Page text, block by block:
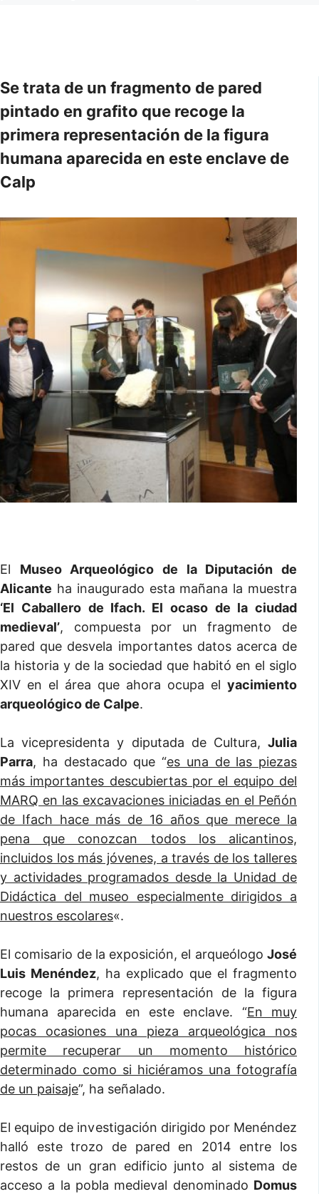
Se trata de un fragmento de pared
pintado en grafito que recoge la
primera representación de la figura
humana aparecida en este enclave de
Calp
El Museo Arqueológico de la Diputación de
Alicante ha inaugurado esta mañana la muestra
‘El Caballero de Ifach. El ocaso de la ciudad
medieval’, compuesta por un fragmento de
pared que desvela importantes datos acerca de
la historia y de la sociedad que habitó en el siglo
XIV en el área que ahora ocupa el yacimiento
arqueológico de Calpe.
La vicepresidenta y diputada de Cultura, Julia
Parra, ha destacado que “es una de las piezas
más importantes descubiertas por el equipo del
MARQ en las excavaciones iniciadas en el Peñón
de Ifach hace más de 16 años que merece la
pena que conozcan todos los alicantinos,
incluidos los más jóvenes, a través de los talleres
y actividades programados desde la Unidad de
Didáctica del museo especialmente dirigidos a
nuestros escolares«.
El comisario de la exposición, el arqueólogo José
Luis Menéndez, ha explicado que el fragmento
recoge la primera representación de la figura
humana aparecida en este enclave. “En muy
pocas ocasiones una pieza arqueológica nos
permite recuperar un momento histórico
determinado como si hiciéramos una fotografía
de un paisaje”, ha señalado.
El equipo de investigación dirigido por Menéndez
halló este trozo de pared en 2014 entre los
restos de un gran edificio junto al sistema de
acceso a la pobla medieval denominado Domus